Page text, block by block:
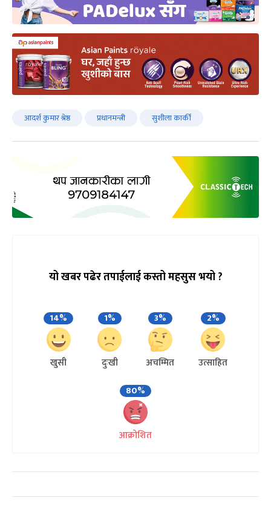
आदर्श कुमार श्रेष्ठ प्रधानमन्त्री सुशीला कार्की
यो खबर पढेर तपाईलाई कस्तो महसुस भयो ?
14%
खुसी
1%
दुःखी
3%
अचम्मित
2%
उत्साहित
80%
आक्रोशित